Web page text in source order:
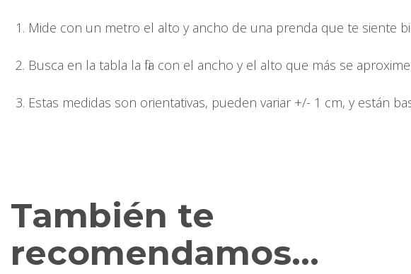
Mide con un metro el alto y ancho de una prenda que te siente
Busca en la tabla la fila con el ancho y el alto que más se
Estas medidas son orientativas, pueden variar +/- 1 cm, y están
También te
recomendamos…